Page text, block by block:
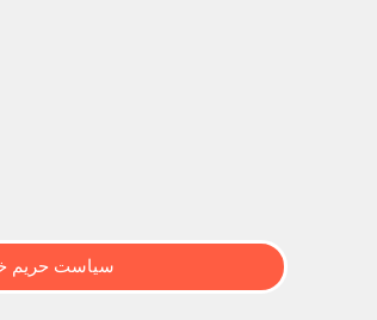
سیاست حریم